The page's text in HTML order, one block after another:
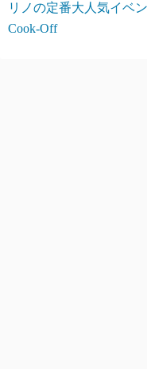
リノの定番大人気イベ
Cook-Off